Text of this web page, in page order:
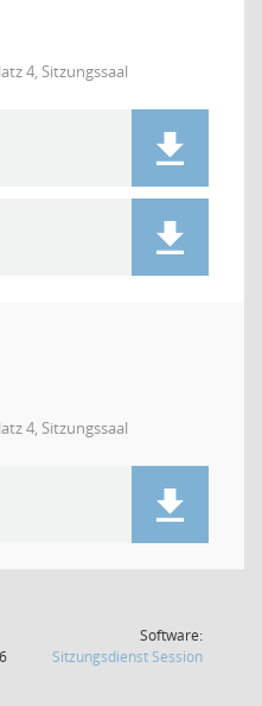
4, Sitzungssaal
4, Sitzungssaal
Software:
Sitzungsdienst Session(Wird in